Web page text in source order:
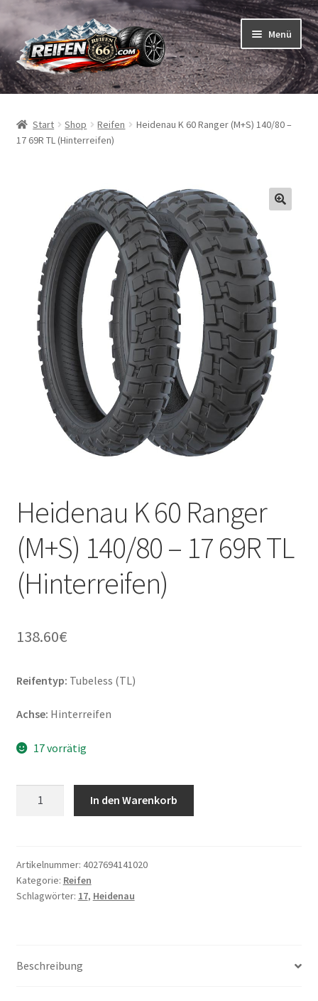
Zur
Navigation
springen
Zum
Inhalt
springen
Menü
Reifen
Schläuche
Marken
Reifentests
Kontakt
Start Shop Reifen
Heidenau K 60 Ranger (M+S) 140/80 –
17 69R TL (Hinterreifen)
Heidenau K 60 Ranger
(M+S) 140/80 – 17 69R TL
(Hinterreifen)
138.60€
Reifentyp: Tubeless (TL)
Achse: Hinterreifen
17 vorrätig
(M+S)
140/80
-
(Hinterreifen)
In den Warenkorb
Artikelnummer: 4027694141020
Kategorie: Reifen
Schlagwörter: 17, Heidenau
Beschreibung